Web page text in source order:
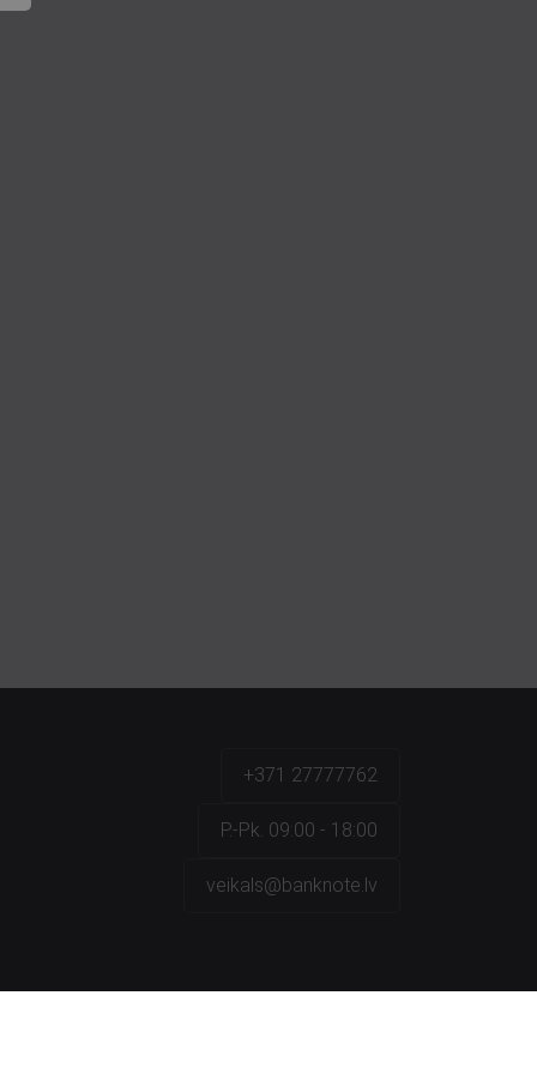
+371 27777762
P.-Pk. 09:00 - 18:00
veikals@banknote.lv